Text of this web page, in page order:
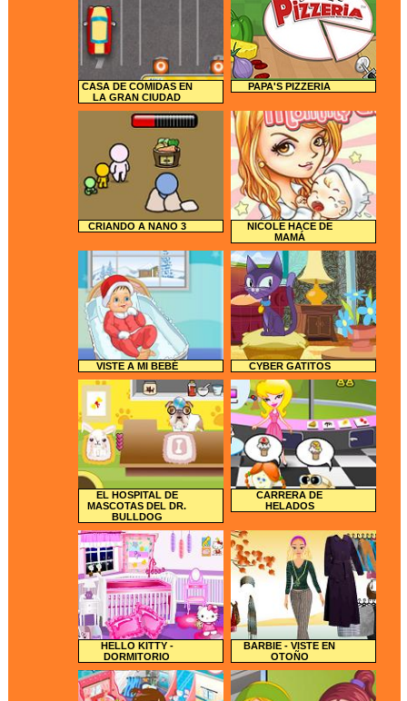
CASA DE COMIDAS EN
LA GRAN CIUDAD
PAPA'S PIZZERIA
CRIANDO A NANO 3
NICOLE HACE DE
MAMÁ
VISTE A MI BEBÉ CYBER GATITOS
EL HOSPITAL DE
MASCOTAS DEL DR.
BULLDOG
CARRERA DE
HELADOS
HELLO KITTY -
DORMITORIO
BARBIE - VISTE EN
OTOÑO